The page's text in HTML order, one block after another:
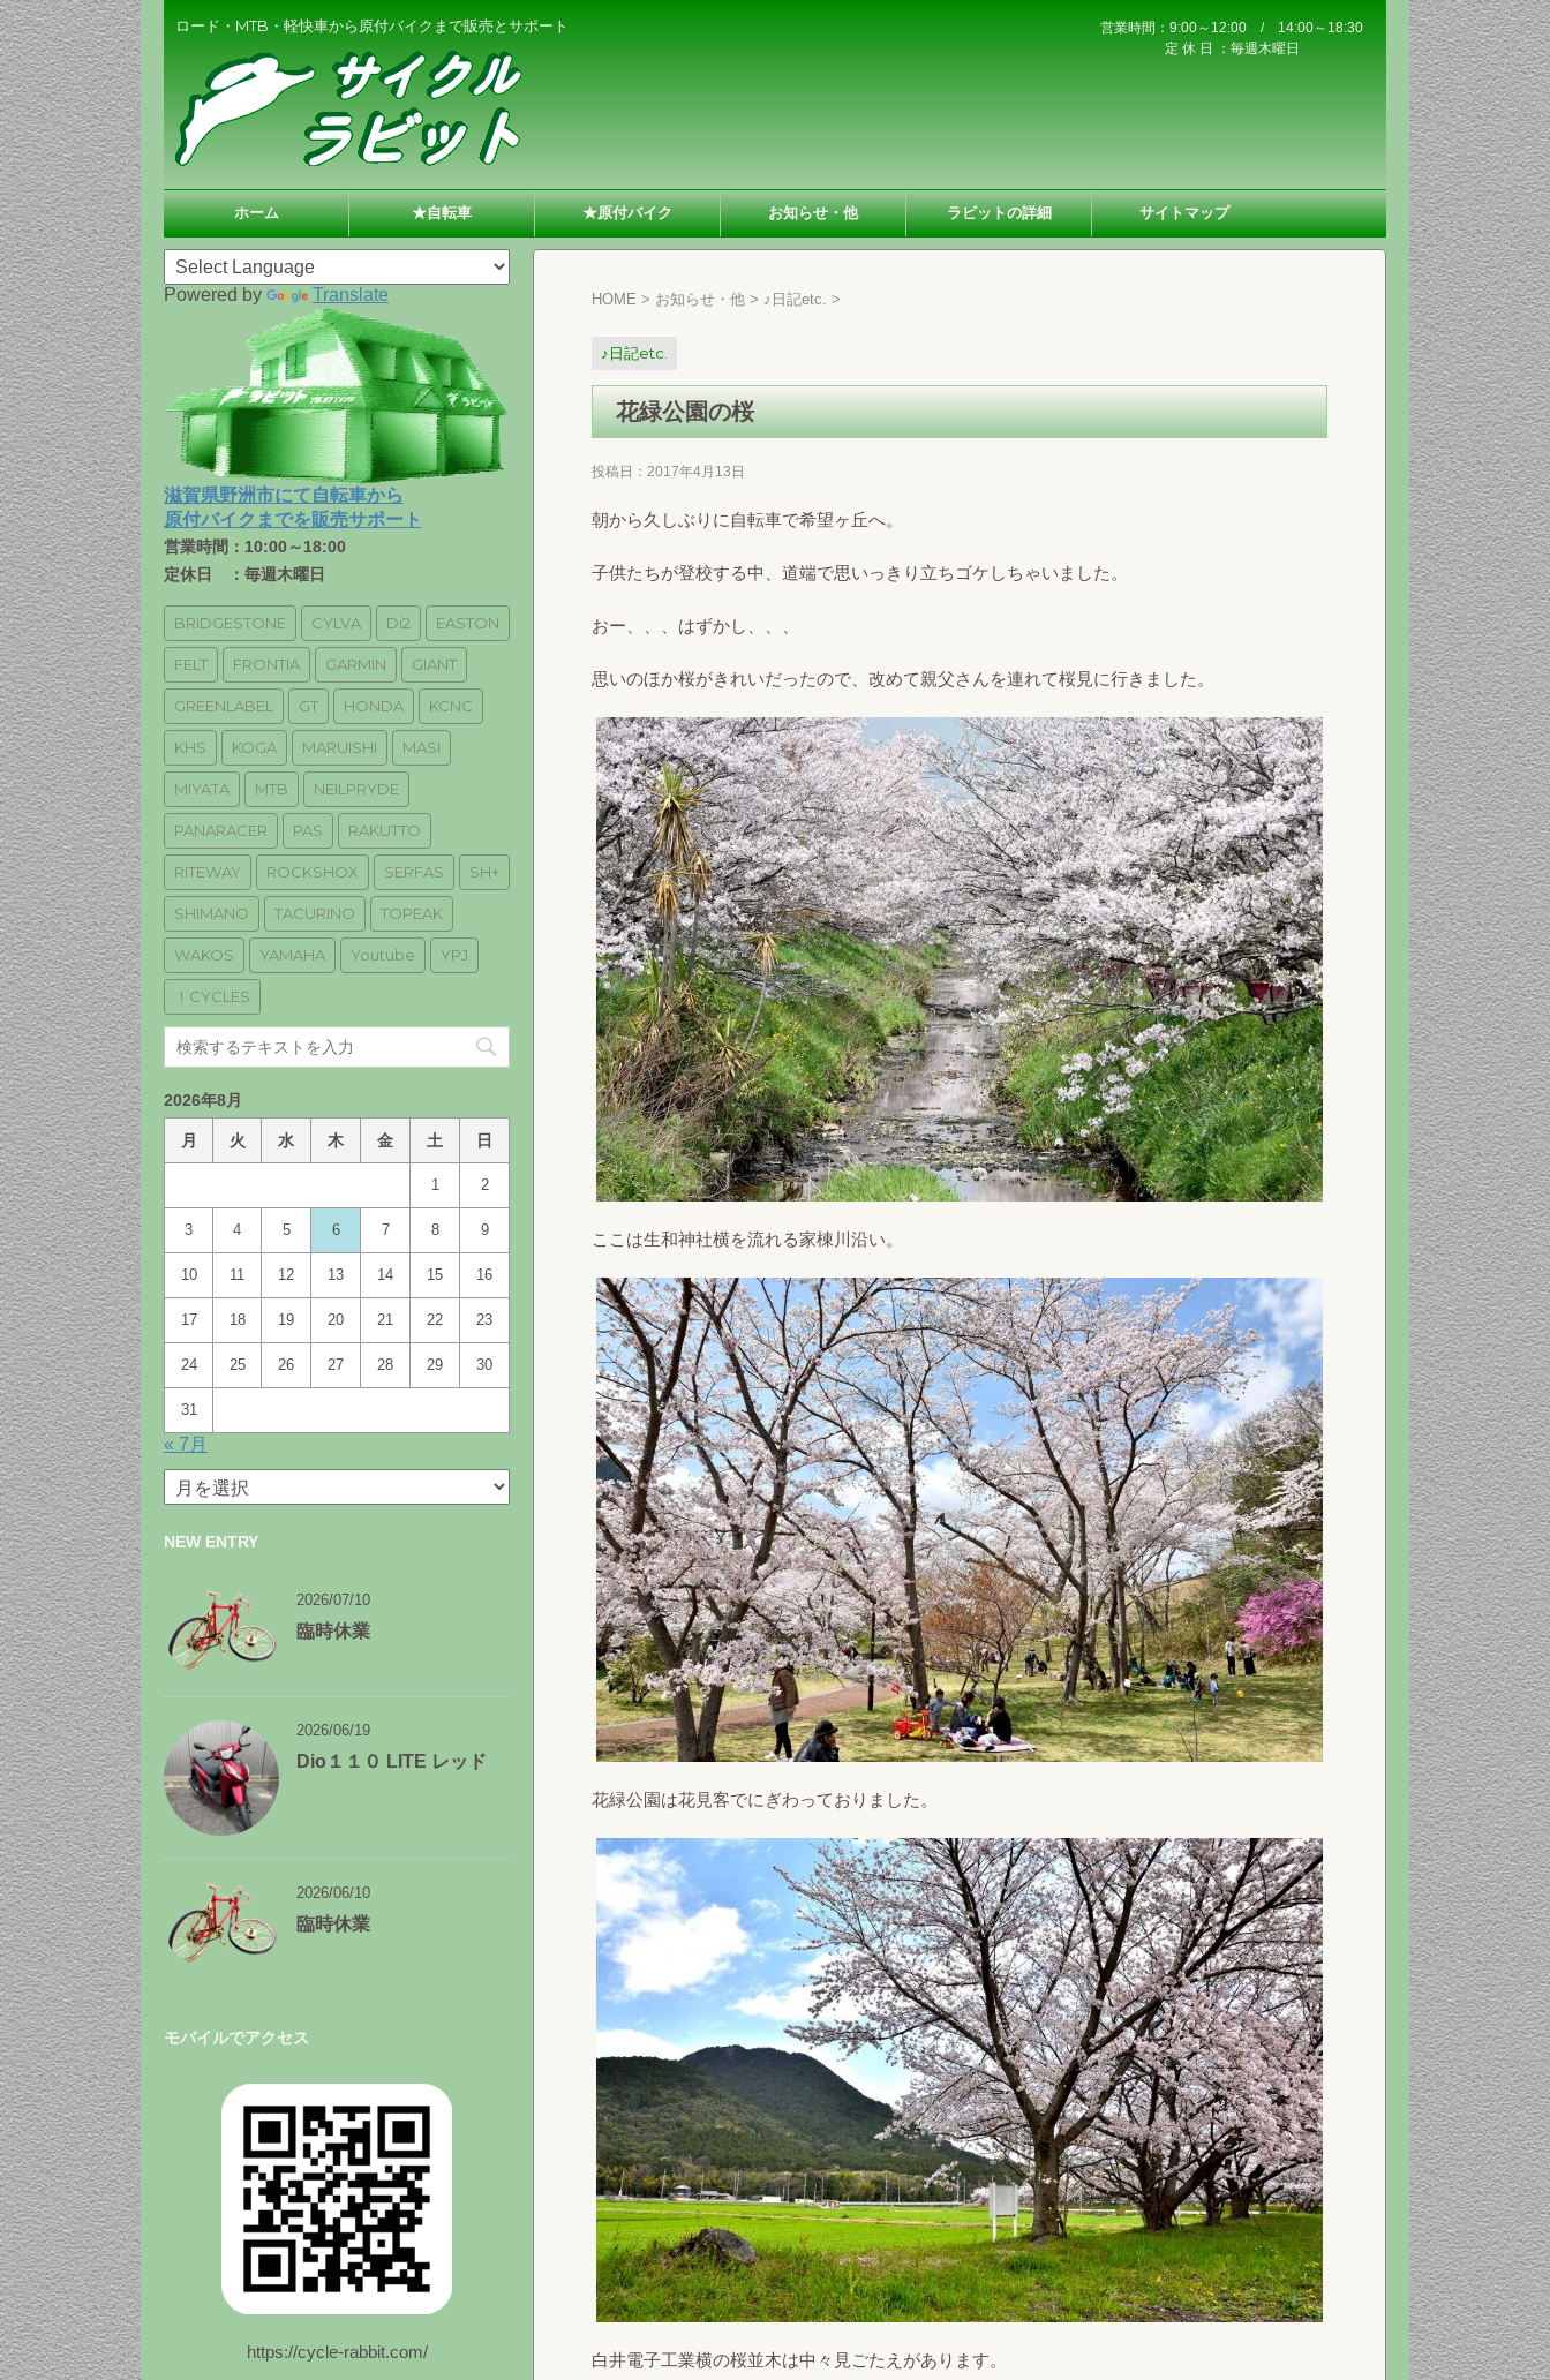
ロード・MTB・軽快車から原付バイクまで販売とサポート
営業時間：9:00～12:00 / 14:00～18:30
定 休 日 ：毎週木曜日
ホーム ★自転車 ★原付バイク お知らせ・他 ラビットの詳細 サイトマップ
HOME > お知らせ・他 > ♪日記etc. >
♪日記etc.
花緑公園の桜
投稿日： 2017年4月13日
朝から久しぶりに自転車で希望ヶ丘へ。
子供たちが登校する中、道端で思いっきり立ちゴケしちゃいました。
おー、、、はずかし、、、
思いのほか桜がきれいだったので、改めて親父さんを連れて桜見に行きました。
ここは生和神社横を流れる家棟川沿い。
花緑公園は花見客でにぎわっておりました。
白井電子工業横の桜並木は中々見ごたえがあります。
Powered by Translate
滋賀県野洲市にて自転車から
原付バイクまでを販売サポート
営業時間：10:00～18:00
定休日 ：毎週木曜日
BRIDGESTONE CYLVA Di2 EASTON
FELT FRONTIA GARMIN GIANT
GREENLABEL GT HONDA KCNC
KHS KOGA MARUISHI MASI
MIYATA MTB NEILPRYDE
PANARACER PAS RAKUTTO
RITEWAY ROCKSHOX SERFAS SH+
SHIMANO TACURINO TOPEAK
WAKOS YAMAHA Youtube YPJ
！CYCLES
2026年8月
月 火 水 木 金 土 日
1 2
3 4 5 6 7 8 9
10 11 12 13 14 15 16
17 18 19 20 21 22 23
24 25 26 27 28 29 30
31
« 7月
月
別
ー
ブ
NEW ENTRY
2026/07/10
臨時休業
2026/06/19
Dio１１０ LITE レッド
2026/06/10
臨時休業
モバイルでアクセス
https://cycle-rabbit.com/